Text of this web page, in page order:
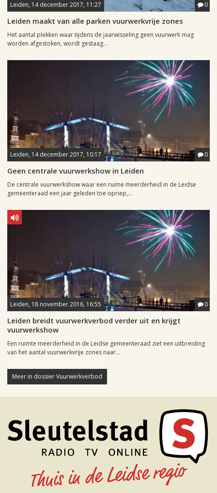
Leiden, 14 december 2017, 11:27 0
Leiden maakt van alle parken vuurwerkvrije zones
Het aantal plekken waar tijdens de jaarwisseling geen vuurwerk mag
worden afgestoken, wordt gestaag...
Leiden, 14 december 2017, 10:17 0
Geen centrale vuurwerkshow in Leiden
De centrale vuurwerkshow waar een ruime meerderheid in de Leidse
gemeenteraad een jaar geleden toe opriep,...
Leiden, 18 november 2016, 16:55 0
Leiden breidt vuurwerkverbod verder uit en krijgt
vuurwerkshow
Een ruimte meerderheid in de Leidse gemeenteraad ziet een uitbreiding
van het aantal vuurwerkvrije zones naar...
Meer in dossier Vuurwerkverbod